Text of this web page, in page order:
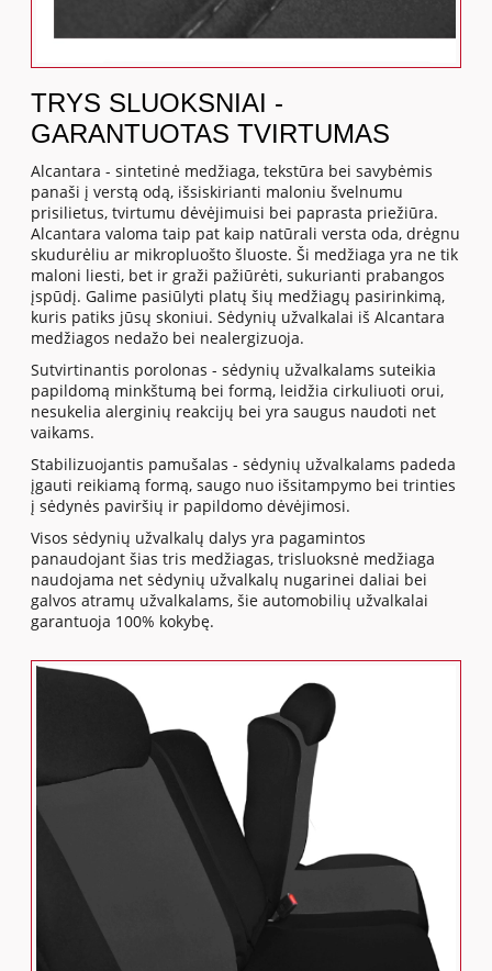
TRYS SLUOKSNIAI -
GARANTUOTAS TVIRTUMAS
Alcantara - sintetinė medžiaga, tekstūra bei savybėmis
panaši į verstą odą, išsiskirianti maloniu švelnumu
prisilietus, tvirtumu dėvėjimuisi bei paprasta priežiūra.
Alcantara valoma taip pat kaip natūrali versta oda, drėgnu
skudurėliu ar mikropluošto šluoste. Ši medžiaga yra ne tik
maloni liesti, bet ir graži pažiūrėti, sukurianti prabangos
įspūdį. Galime pasiūlyti platų šių medžiagų pasirinkimą,
kuris patiks jūsų skoniui. Sėdynių užvalkalai iš Alcantara
medžiagos nedažo bei nealergizuoja.
Sutvirtinantis porolonas - sėdynių užvalkalams suteikia
papildomą minkštumą bei formą, leidžia cirkuliuoti orui,
nesukelia alerginių reakcijų bei yra saugus naudoti net
vaikams.
Stabilizuojantis pamušalas - sėdynių užvalkalams padeda
įgauti reikiamą formą, saugo nuo išsitampymo bei trinties
į sėdynės paviršių ir papildomo dėvėjimosi.
Visos sėdynių užvalkalų dalys yra pagamintos
panaudojant šias tris medžiagas, trisluoksnė medžiaga
naudojama net sėdynių užvalkalų nugarinei daliai bei
galvos atramų užvalkalams, šie automobilių užvalkalai
garantuoja 100% kokybę.